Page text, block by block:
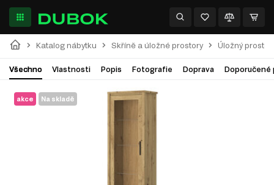
Katalog nábytku Skříně a úložné prostory Úložný prostor
Všechno Vlastnosti Popis Fotografie Doprava Doporučené
akce Na skladě